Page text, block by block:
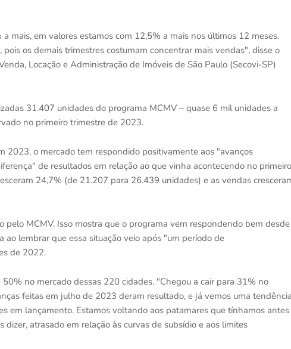
mais, em valores estamos com 12,5% a mais nos últimos 12 meses.
os demais trimestres costumam concentrar mais vendas", disse o
Locação e Administração de Imóveis de São Paulo (Secovi-SP)
31.407 unidades do programa MCMV – quase 6 mil unidades a
no primeiro trimestre de 2023.
2023, o mercado tem respondido positivamente aos "avanços
de resultados em relação ao que vinha acontecendo no primeiro
24,7% (de 21.207 para 26.439 unidades) e as vendas
MCMV. Isso mostra que o programa vem respondendo bem desde
lembrar que essa situação veio após "um período de
de 2022.
no mercado dessas 220 cidades. "Chegou a cair para 31% no
feitas em julho de 2023 deram resultado, e já vemos uma
em lançamento. Estamos voltando aos patamares que tínhamos antes
atrasado em relação às curvas de subsídio e aos limites